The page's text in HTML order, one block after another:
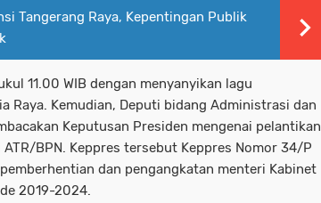
Tangerang Raya, Kepentingan Publik
11.00 WIB dengan menyanyikan lagu
Raya. Kemudian, Deputi bidang Administrasi dan
Keputusan Presiden mengenai pelantikan
BPN. Keppres tersebut Keppres Nomor 34/P
dan pengangkatan menteri Kabinet
2019-2024.